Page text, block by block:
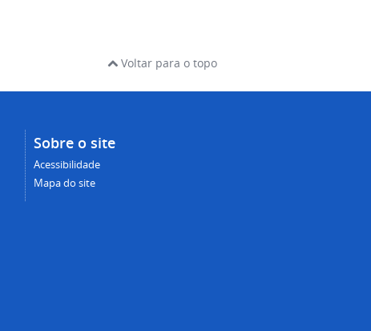
Voltar para o topo
Sobre o site
Acessibilidade
Mapa do site